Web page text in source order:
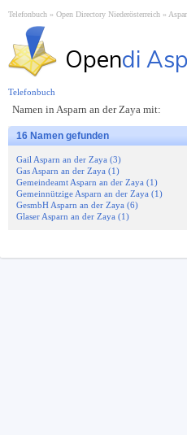
Telefonbuch Open Directory Niederösterreich
Opendi
Namen in Asparn an der Zaya mit:
16 Namen gefunden
Gail Asparn an der Zaya (3)
Gas Asparn an der Zaya (1)
Gemeindeamt Asparn an der Zaya (1)
Gemeinnützige Asparn an der Zaya (1)
GesmbH Asparn an der Zaya (6)
Glaser Asparn an der Zaya (1)
Telefonbuch